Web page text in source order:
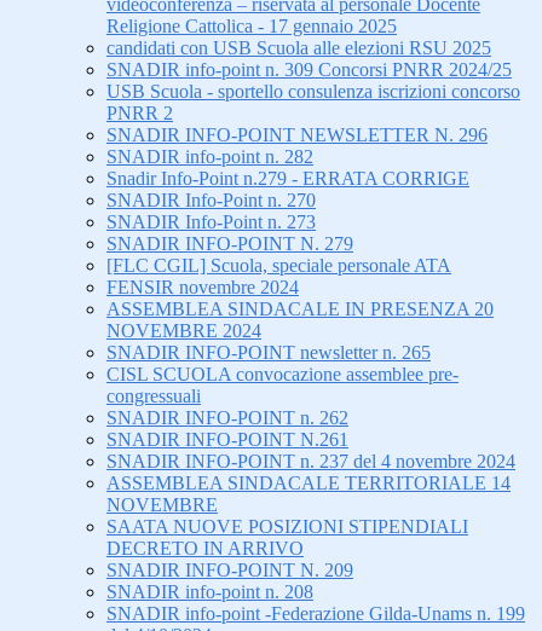
videoconferenza – riservata al personale Docente
Religione Cattolica - 17 gennaio 2025
candidati con USB Scuola alle elezioni RSU 2025
SNADIR info-point n. 309 Concorsi PNRR 2024/25
USB Scuola - sportello consulenza iscrizioni concorso
PNRR 2
SNADIR INFO-POINT NEWSLETTER N. 296
SNADIR info-point n. 282
Snadir Info-Point n.279 - ERRATA CORRIGE
SNADIR Info-Point n. 270
SNADIR Info-Point n. 273
SNADIR INFO-POINT N. 279
[FLC CGIL] Scuola, speciale personale ATA
FENSIR novembre 2024
ASSEMBLEA SINDACALE IN PRESENZA 20
NOVEMBRE 2024
SNADIR INFO-POINT newsletter n. 265
CISL SCUOLA convocazione assemblee pre-
congressuali
SNADIR INFO-POINT n. 262
SNADIR INFO-POINT N.261
SNADIR INFO-POINT n. 237 del 4 novembre 2024
ASSEMBLEA SINDACALE TERRITORIALE 14
NOVEMBRE
SAATA NUOVE POSIZIONI STIPENDIALI
DECRETO IN ARRIVO
SNADIR INFO-POINT N. 209
SNADIR info-point n. 208
SNADIR info-point -Federazione Gilda-Unams n. 199